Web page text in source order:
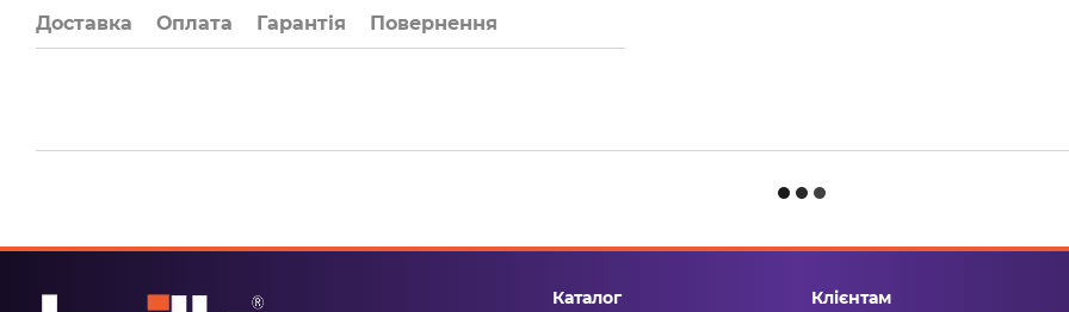
Доставка Оплата Гарантія Повернення
Каталог Клієнтам